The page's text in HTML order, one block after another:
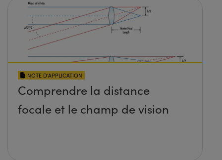
NOTE D’APPLICATION
Comprendre la distance
focale et le champ de vision